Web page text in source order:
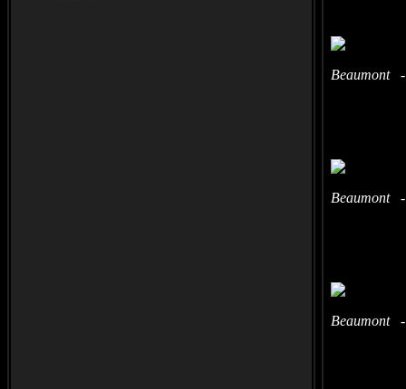
Beaumont
Beaumont
Beaumont